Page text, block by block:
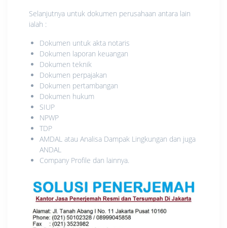
Selanjutnya untuk dokumen perusahaan antara lain
ialah :
Dokumen untuk akta notaris
Dokumen laporan keuangan
Dokumen teknik
Dokumen perpajakan
Dokumen pertambangan
Dokumen hukum
SIUP
NPWP
TDP
AMDAL atau Analisa Dampak Lingkungan dan juga
ANDAL
Company Profile dan lainnya.